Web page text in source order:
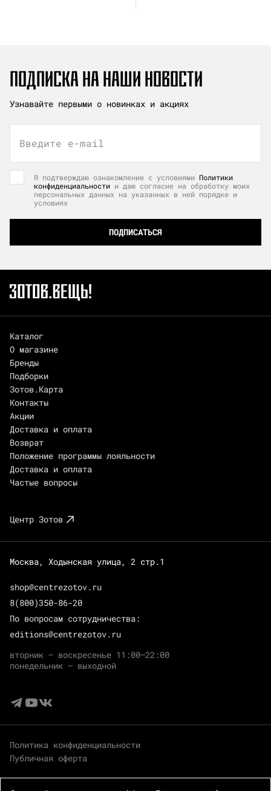
ПОДПИСКА НА НАШИ НОВОСТИ
Узнавайте первыми о новинках и акциях
Введите e-mail
Я подтверждаю ознакомление с условиями Политики
конфиденциальности и даю согласие на обработку моих
персональных данных на указанных в ней порядке и
условиях
ПОДПИСАТЬСЯ
Каталог
О магазине
Бренды
Подборки
Зотов.Карта
Контакты
Акции
Доставка и оплата
Возврат
Положение программы лояльности
Доставка и оплата
Частые вопросы
Центр Зотов
Москва, Ходынская улица, 2 стр.1
shop@centrezotov.ru
8(800)350-86-20
По вопросам сотрудничества:
editions@centrezotov.ru
вторник — воскресенье 11:00–22:00
понедельник — выходной
Политика конфиденциальности
Публичная оферта